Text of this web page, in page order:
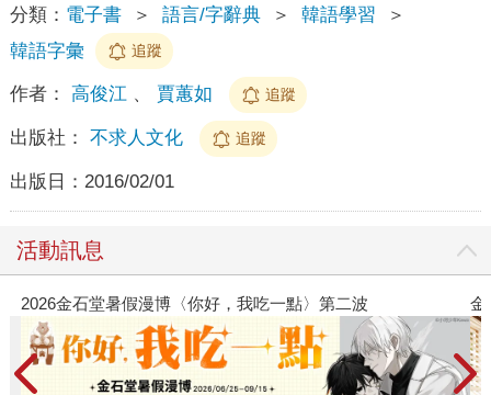
分類： 電子書 ＞ 語言/字辭典 ＞ 韓語學習
＞
韓語字彙
追蹤
作者： 高俊江 、 賈蕙如 追蹤
出版社： 不求人文化 追蹤
出版日： 2016/02/01
活動訊息
〉第二波 金石堂2026海外優惠：電子書